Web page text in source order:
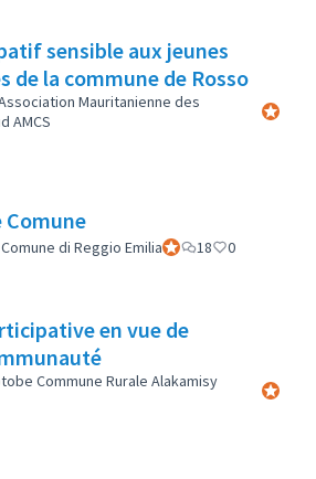
sensible aux jeunes
de la commune de Rosso
Mauritanienne des
AMCS
Comune
di Reggio EmiliaParticipant officiel
18 0
en vue de
Commune Rurale Alakamisy